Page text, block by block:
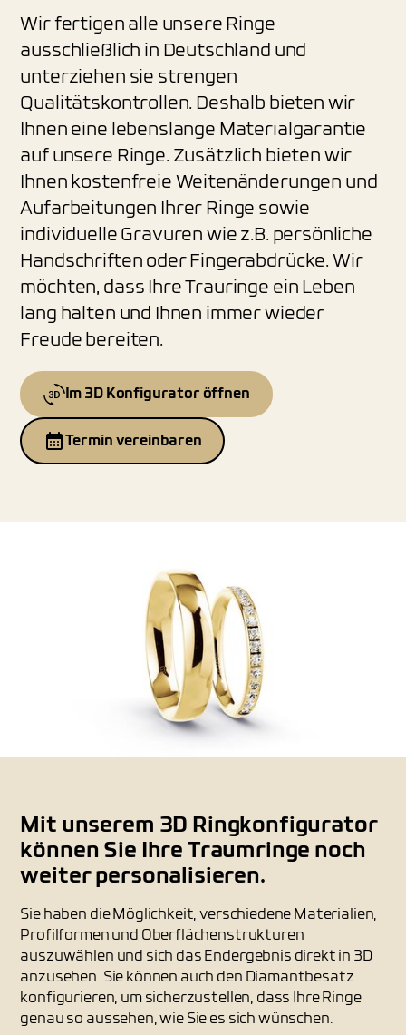
Wir fertigen alle unsere Ringe
ausschließlich in Deutschland und
unterziehen sie strengen
Qualitätskontrollen. Deshalb bieten wir
Ihnen eine lebenslange Materialgarantie
auf unsere Ringe. Zusätzlich bieten wir
Ihnen kostenfreie Weitenänderungen und
Aufarbeitungen Ihrer Ringe sowie
individuelle Gravuren wie z.B. persönliche
Handschriften oder Fingerabdrücke. Wir
möchten, dass Ihre Trauringe ein Leben
lang halten und Ihnen immer wieder
Freude bereiten.
Im 3D Konfigurator öffnen
Termin vereinbaren
Mit unserem 3D Ringkonfigurator
können Sie Ihre Traumringe noch
weiter personalisieren.
Sie haben die Möglichkeit, verschiedene Materialien,
Profilformen und Oberflächenstrukturen
auszuwählen und sich das Endergebnis direkt in 3D
anzusehen. Sie können auch den Diamantbesatz
konfigurieren, um sicherzustellen, dass Ihre Ringe
genau so aussehen, wie Sie es sich wünschen.